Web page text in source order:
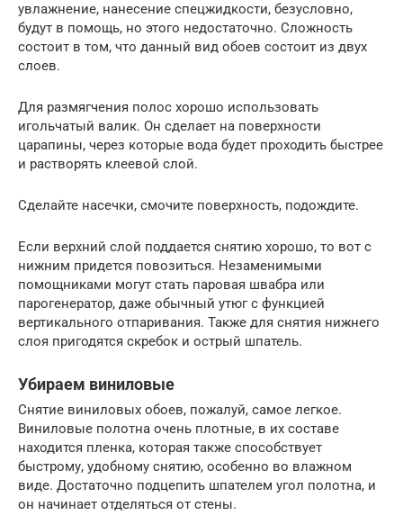
увлажнение, нанесение спецжидкости, безусловно,
будут в помощь, но этого недостаточно. Сложность
состоит в том, что данный вид обоев состоит из двух
слоев.
Для размягчения полос хорошо использовать
игольчатый валик. Он сделает на поверхности
царапины, через которые вода будет проходить быстрее
и растворять клеевой слой.
Сделайте насечки, смочите поверхность, подождите.
Если верхний слой поддается снятию хорошо, то вот с
нижним придется повозиться. Незаменимыми
помощниками могут стать паровая швабра или
парогенератор, даже обычный утюг с функцией
вертикального отпаривания. Также для снятия нижнего
слоя пригодятся скребок и острый шпатель.
Убираем виниловые
Снятие виниловых обоев, пожалуй, самое легкое.
Виниловые полотна очень плотные, в их составе
находится пленка, которая также способствует
быстрому, удобному снятию, особенно во влажном
виде. Достаточно подцепить шпателем угол полотна, и
он начинает отделяться от стены.